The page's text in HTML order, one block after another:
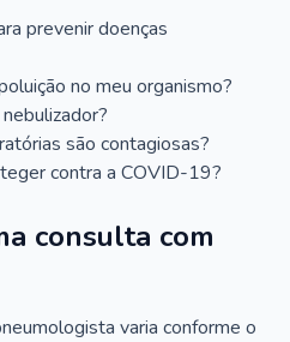
prevenir doenças
no meu organismo?
são contagiosas?
contra a COVID-19?
consulta com
varia conforme o